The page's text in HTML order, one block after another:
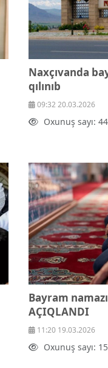
Naxçıvanda
qılınıb
09:32 20.03.2026
Oxunuş sayı:
Bayram
AÇIQLANDI
11:20 19.03.2026
Oxunuş sayı: